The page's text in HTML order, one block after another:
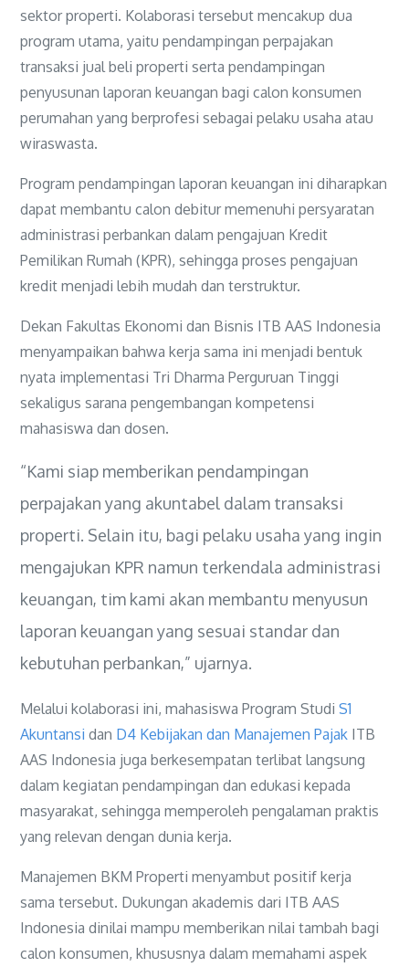
sektor properti. Kolaborasi tersebut mencakup dua
program utama, yaitu pendampingan perpajakan
transaksi jual beli properti serta pendampingan
penyusunan laporan keuangan bagi calon konsumen
perumahan yang berprofesi sebagai pelaku usaha atau
wiraswasta.
Program pendampingan laporan keuangan ini diharapkan
dapat membantu calon debitur memenuhi persyaratan
administrasi perbankan dalam pengajuan Kredit
Pemilikan Rumah (KPR), sehingga proses pengajuan
kredit menjadi lebih mudah dan terstruktur.
Dekan Fakultas Ekonomi dan Bisnis ITB AAS Indonesia
menyampaikan bahwa kerja sama ini menjadi bentuk
nyata implementasi Tri Dharma Perguruan Tinggi
sekaligus sarana pengembangan kompetensi
mahasiswa dan dosen.
“Kami siap memberikan pendampingan
perpajakan yang akuntabel dalam transaksi
properti. Selain itu, bagi pelaku usaha yang ingin
mengajukan KPR namun terkendala administrasi
keuangan, tim kami akan membantu menyusun
laporan keuangan yang sesuai standar dan
kebutuhan perbankan,” ujarnya.
Melalui kolaborasi ini, mahasiswa Program StudiS1
Akuntansi dan D4 Kebijakan dan Manajemen Pajak ITB
AAS Indonesia juga berkesempatan terlibat langsung
dalam kegiatan pendampingan dan edukasi kepada
masyarakat, sehingga memperoleh pengalaman praktis
yang relevan dengan dunia kerja.
Manajemen BKM Properti menyambut positif kerja
sama tersebut. Dukungan akademis dari ITB AAS
Indonesia dinilai mampu memberikan nilai tambah bagi
calon konsumen, khususnya dalam memahami aspek